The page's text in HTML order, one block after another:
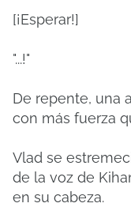
[¡Esperar!]
"...!"
De repente, una
con más fuerza
Vlad se
de la voz de
en su cabeza.